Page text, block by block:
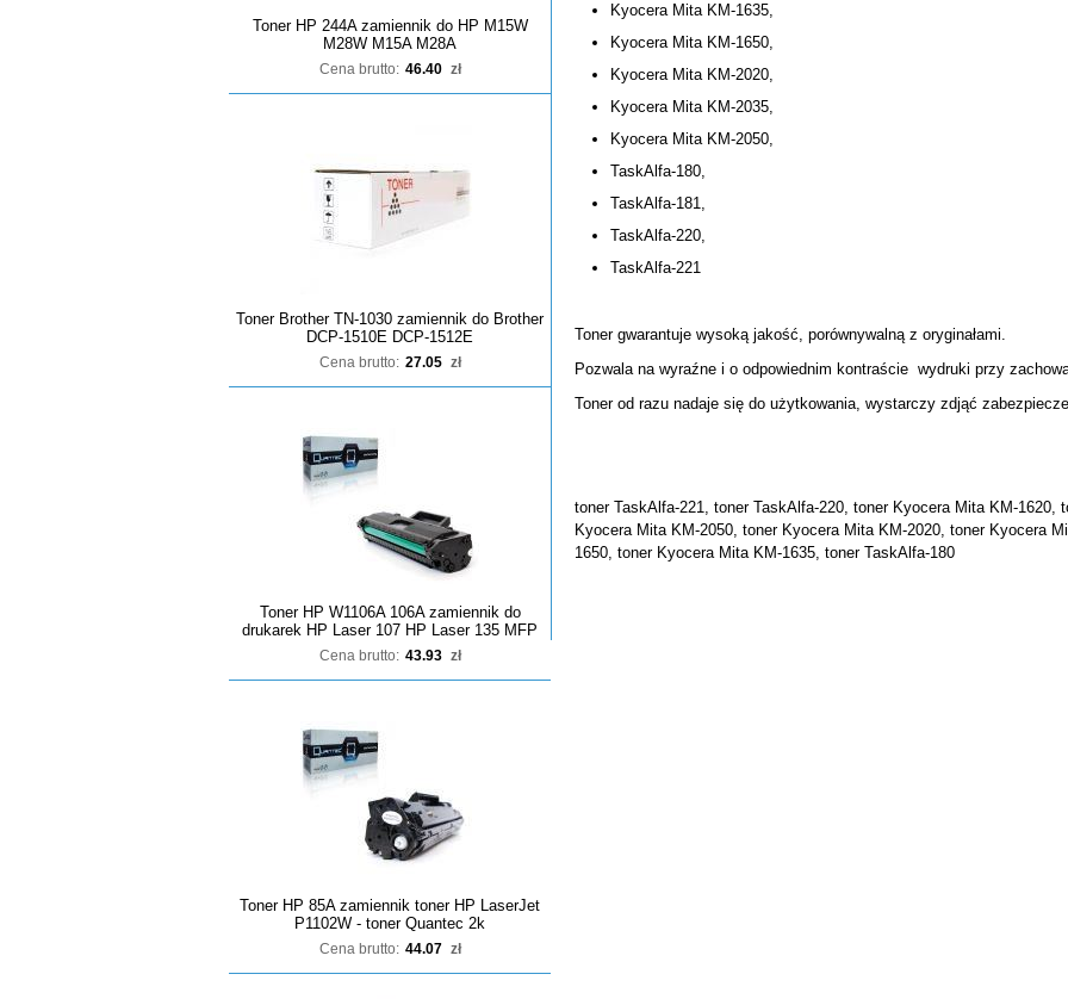
Toner HP 244A zamiennik do HP M15W
M28W M15A M28A
Cena brutto: 46.40 zł
Toner Brother TN-1030 zamiennik do Brother
DCP-1510E DCP-1512E
Cena brutto: 27.05 zł
Toner HP W1106A 106A zamiennik do
drukarek HP Laser 107 HP Laser 135 MFP
Cena brutto: 43.93 zł
Toner HP 85A zamiennik toner HP LaserJet
P1102W - toner Quantec 2k
Cena brutto: 44.07 zł
Kyocera Mita KM-1635,
Kyocera Mita KM-1650,
Kyocera Mita KM-2020,
Kyocera Mita KM-2035,
Kyocera Mita KM-2050,
TaskAlfa-180,
TaskAlfa-181,
TaskAlfa-220,
TaskAlfa-221
Toner gwarantuje wysoką jakość, porównywalną z oryginałami.
Pozwala na wyraźne i o odpowiednim kontraście wydruki przy
Toner od razu nadaje się do użytkowania, wystarczy zdjąć
toner TaskAlfa-221, toner TaskAlfa-220, toner Kyocera Mita KM-1620,
Kyocera Mita KM-2050, toner Kyocera Mita KM-2020, toner Kyocera
1650, toner Kyocera Mita KM-1635, toner TaskAlfa-180